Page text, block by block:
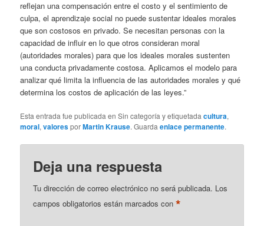
reflejan una compensación entre el costo y el sentimiento de
culpa, el aprendizaje social no puede sustentar ideales morales
que son costosos en privado. Se necesitan personas con la
capacidad de influir en lo que otros consideran moral
(autoridades morales) para que los ideales morales sustenten
una conducta privadamente costosa. Aplicamos el modelo para
analizar qué limita la influencia de las autoridades morales y qué
determina los costos de aplicación de las leyes.”
Esta entrada fue publicada en Sin categoría y etiquetadacultura,
moral,valoresporMartin Krause. Guardaenlace permanente.
Deja una respuesta
Tu dirección de correo electrónico no será publicada. Los
campos obligatorios están marcados con*